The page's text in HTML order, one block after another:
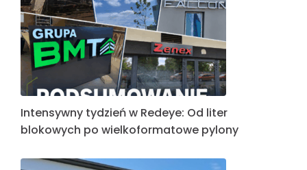
Intensywny tydzień w Redeye: Od liter
blokowych po wielkoformatowe pylony